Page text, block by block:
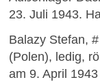
23. Juli 1943.
Balazy Stefan,
(Polen), ledig,
am 9. April